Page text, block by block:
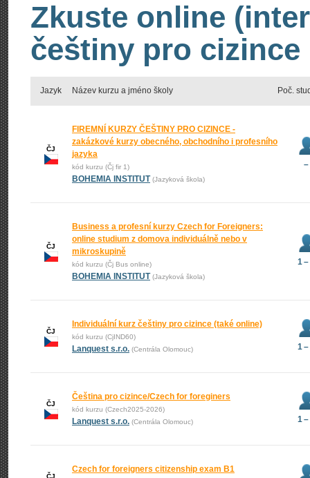
Zkuste online
češtiny pro cizince
Jazyk Název kurzu a jméno školy Poč.
ČJ
FIREMNÍ KURZY ČEŠTINY PRO CIZINCE -
zakázkové kurzy obecného, obchodního i profesního
jazyka
kód kurzu (Čj fir 1)
BOHEMIA INSTITUT (Jazyková škola)
–
ČJ
Business a profesní kurzy Czech for Foreigners:
online studium z domova individuálně nebo v
mikroskupině
kód kurzu (Čj Bus online)
BOHEMIA INSTITUT (Jazyková škola)
1
ČJ
Individuální kurz češtiny pro cizince (také online)
kód kurzu (CjIND60)
Lanquest s.r.o. (Centrála Olomouc) 1
ČJ
Čeština pro cizince/Czech for foreginers
kód kurzu (Czech2025-2026)
Lanquest s.r.o. (Centrála Olomouc) 1
ČJ
Czech for foreigners citizenship exam B1